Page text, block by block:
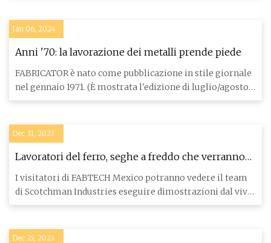
Jan 06, 2024
Anni '70: la lavorazione dei metalli prende piede
FABRICATOR è nato come pubblicazione in stile giornale
nel gennaio 1971. (È mostrata l'edizione di luglio/agosto
1973.)
Dec 31, 2023
Lavoratori del ferro, seghe a freddo che verranno
dimostrate dal vivo da Scotchman Industries
I visitatori di FABTECH Mexico potranno vedere il team
di Scotchman Industries eseguire dimostrazioni dal vivo
di lavor
Dec 25, 2023